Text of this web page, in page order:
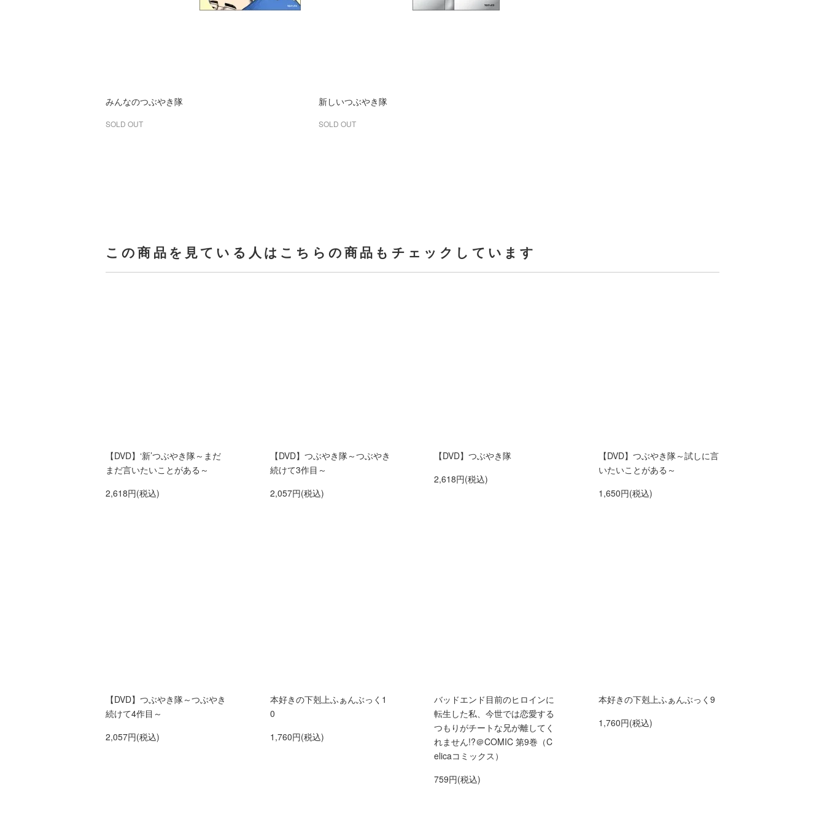
みんなのつぶやき隊
SOLD OUT
新しいつぶやき隊
SOLD OUT
この商品を見ている人はこちらの商品もチェックしています
【DVD】‘新’つぶやき隊～まだ
まだ言いたいことがある～
2,618円(税込)
【DVD】つぶやき隊～つぶやき
続けて3作目～
2,057円(税込)
【DVD】つぶやき隊
2,618円(税込)
【DVD】つぶやき隊～試しに言
いたいことがある～
1,650円(税込)
【DVD】つぶやき隊～つぶやき
続けて4作目～
2,057円(税込)
本好きの下剋上ふぁんぶっく1
0
1,760円(税込)
バッドエンド目前のヒロインに
転生した私、今世では恋愛する
つもりがチートな兄が離してく
れません!?＠COMIC 第9巻（C
elicaコミックス）
759円(税込)
本好きの下剋上ふぁんぶっく9
1,760円(税込)